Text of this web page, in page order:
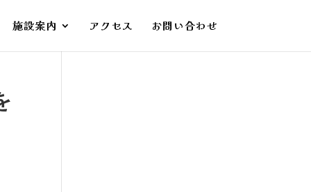
施設案内 アクセス お問い合わせ